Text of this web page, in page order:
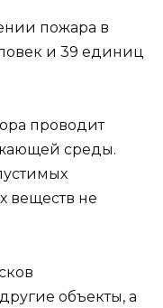
пожара в
и 39 единиц
проводит
среды.
веществ не
объекты, а